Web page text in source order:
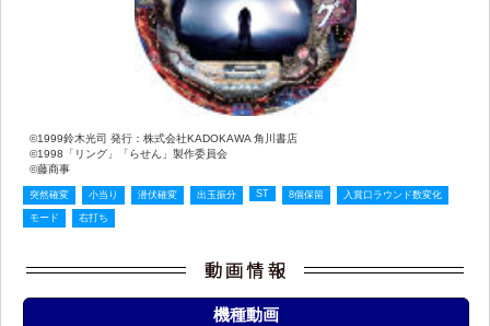
©1999鈴木光司 発行：株式会社KADOKAWA 角川書店
©1998「リング」「らせん」製作委員会
©藤商事
突然確変 小当り 潜伏確変 出玉振分 ST 8個保留 入賞口ラウンド数変化
モード 右打ち
機種動画